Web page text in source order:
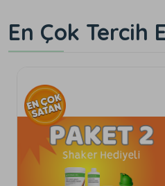
En Çok Tercih